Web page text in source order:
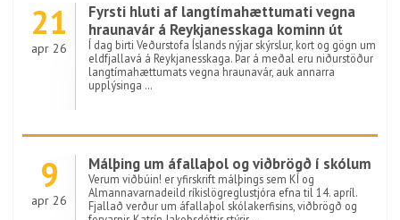
21
apr 26
Fyrsti hluti af langtímahættumati vegna
hraunavár á Reykjanesskaga kominn út
Í dag birti Veðurstofa Íslands nýjar skýrslur, kort og gögn um
eldfjallavá á Reykjanesskaga. Þar á meðal eru niðurstöður
langtímahættumats vegna hraunavár, auk annarra
upplýsinga …
9
apr 26
Málþing um áfallaþol og viðbrögð í skólum
Verum viðbúin! er yfirskrift málþings sem KÍ og
Almannavarnadeild ríkislögreglustjóra efna til 14. apríl.
Fjallað verður um áfallaþol skólakerfisins, viðbrögð og